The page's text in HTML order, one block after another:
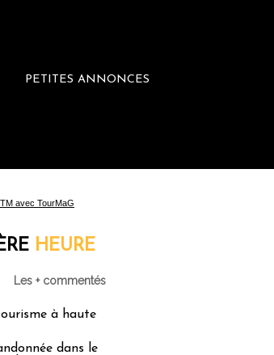
PETITES ANNONCES
voyage
HEURE
Les + commentés
à haute
dans le